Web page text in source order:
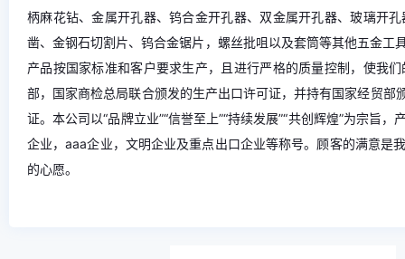
柄麻花钻、金属开孔器、钨合金开孔器、双金属开孔器、玻璃开
凿、金钢石切割片、钨合金锯片，螺丝批咀以及套筒等其他五金
产品按国家标准和客户要求生产，且进行严格的质量控制，使我
部，国家商检总局联合颁发的生产出口许可证，并持有国家经贸
证。本公司以“品牌立业”“信誉至上”“持续发展”“共创辉煌”为宗旨
企业，aaa企业，文明企业及重点出口企业等称号。顾客的满意是
的心愿。